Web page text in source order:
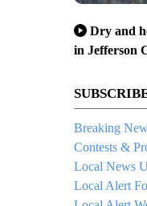
Dry and
in Jefferson
Breaking
Contests &
Local News
Local Alert